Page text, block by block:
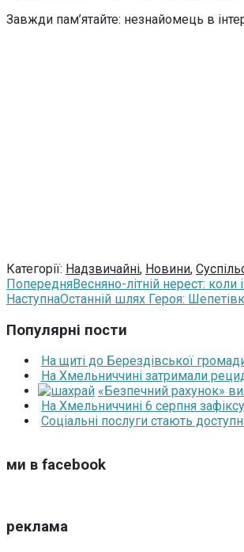
Завжди пам’ятайте: незнайомець в
Категорії: Надзвичайні, Новини,
ПопередняВесняно-літній нерест:
НаступнаОстанній шлях Героя:
Популярні пости
На щиті до Берездівської
На Хмельниччині затримали
«Безпечний рахунок»
На Хмельниччині 6 серпня
Соціальні послуги стають
ми в facebook
реклама